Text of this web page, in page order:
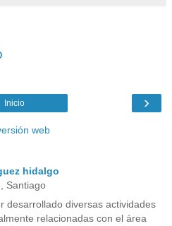
›
Inicio
web
hidalgo
Santiago
desarrollado diversas actividades
relacionadas con el área